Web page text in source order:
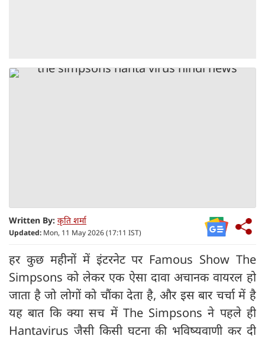
Written By: कृति शर्मा
Updated: Mon, 11 May 2026 (17:11 IST)
हर कुछ महीनों में इंटरनेट पर Famous Show The
Simpsons को लेकर एक ऐसा दावा अचानक वायरल हो
जाता है जो लोगों को चौंका देता है, और इस बार चर्चा में है
यह बात कि क्या सच में The Simpsons ने पहले ही
Hantavirus जैसी किसी घटना की भविष्यवाणी कर दी